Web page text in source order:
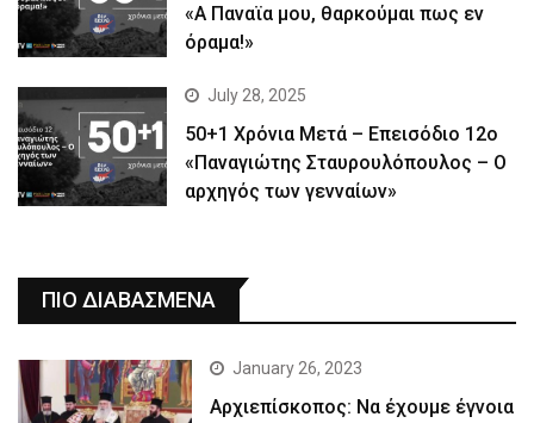
«Α Παναϊα μου, θαρκούμαι πως εν
όραμα!»
July 28, 2025
50+1 Χρόνια Μετά – Επεισόδιο 12ο
«Παναγιώτης Σταυρουλόπουλος – Ο
αρχηγός των γενναίων»
ΠΙΟ ΔΙΑΒΑΣΜΕΝΑ
January 26, 2023
Αρχιεπίσκοπος: Να έχουμε έγνοια